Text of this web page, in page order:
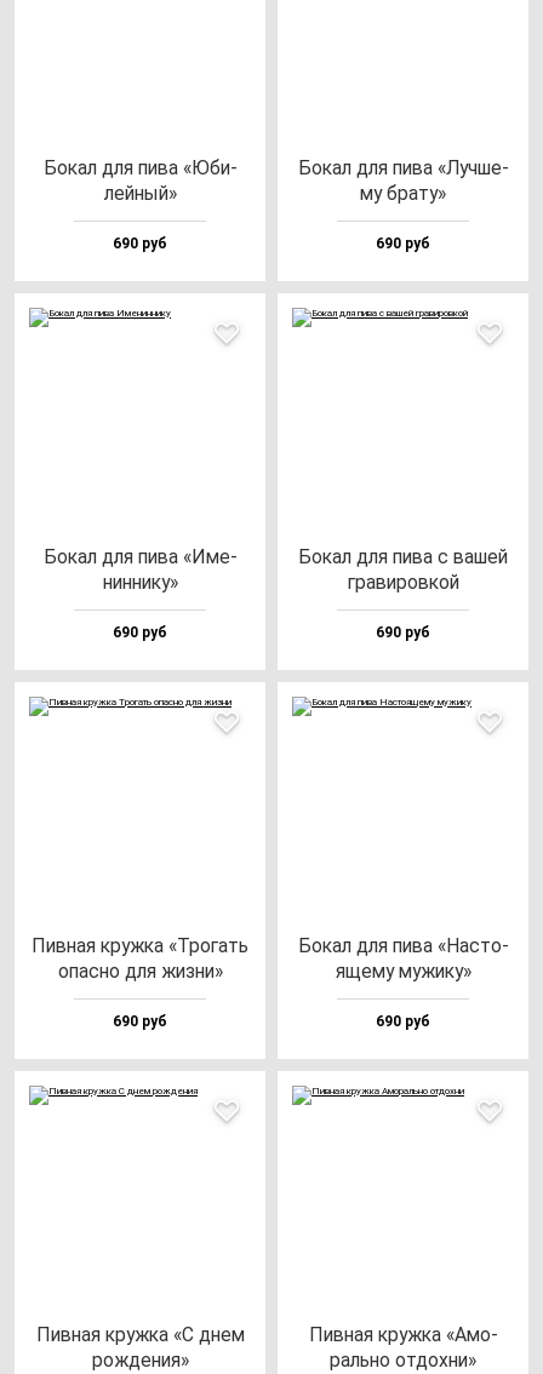
Бокал для пи­ва «Юби­
лей­ный»
690 руб
Бокал для пи­ва «Луч­ше­
му бра­ту»
690 руб
Бокал для пи­ва «Име­
нин­ни­ку»
690 руб
Бокал для пи­ва с ва­шей
гра­ви­ров­кой
690 руб
Пив­ная круж­ка «Тро­гать
опас­но для жиз­ни»
690 руб
Бокал для пи­ва «Нас­то­
яще­му му­жи­ку»
690 руб
Пив­ная круж­ка «С днем
рож­де­ния»
Пив­ная круж­ка «Амо­
раль­но от­дох­ни»